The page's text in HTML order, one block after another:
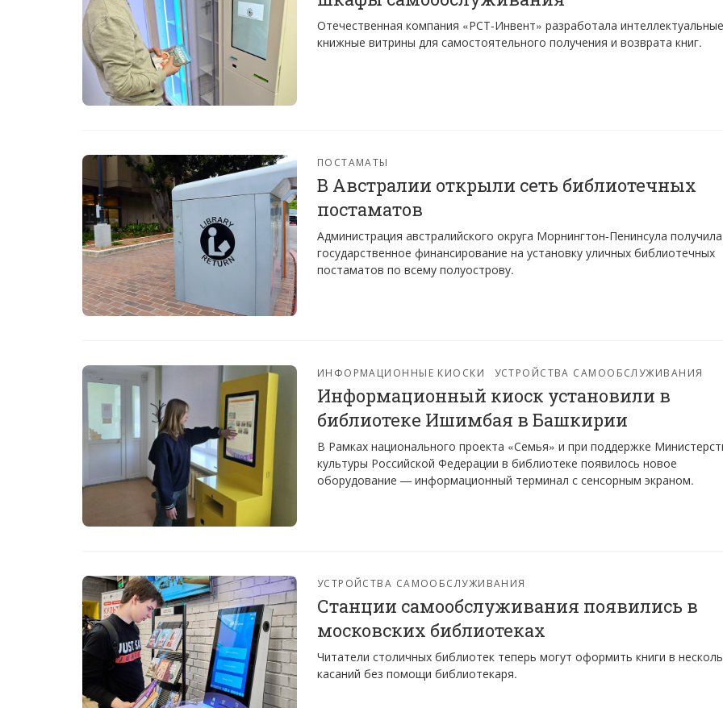
Отечественная компания «РСТ-Инвент» разработала интеллектуальные
книжные витрины для самостоятельного получения и возврата книг.
ПОСТАМАТЫ
В Австралии открыли сеть библиотечных
постаматов
Администрация австралийского округа Морнингтон-Пенинсула получила
государственное финансирование на установку уличных библиотечных
постаматов по всему полуострову.
ИНФОРМАЦИОННЫЕ КИОСКИ УСТРОЙСТВА САМООБСЛУЖИВАНИЯ
Информационный киоск установили в
библиотеке Ишимбая в Башкирии
В Рамках национального проекта «Семья» и при поддержке
культуры Российской Федерации в библиотеке появилось новое
оборудование — информационный терминал с сенсорным экраном.
УСТРОЙСТВА САМООБСЛУЖИВАНИЯ
Станции самообслуживания появились в
московских библиотеках
Читатели столичных библиотек теперь могут оформить книги в
касаний без помощи библиотекаря.